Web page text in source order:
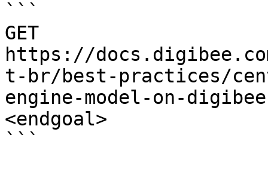
```
GET
https://
t-br/best-practices/
engine-model-on-
<endgoal>
```